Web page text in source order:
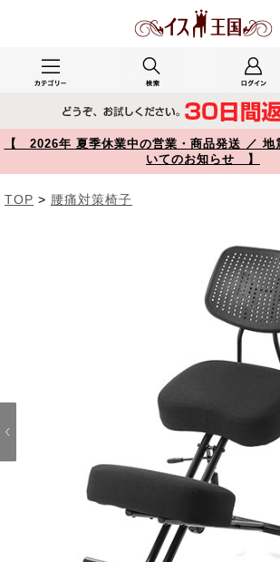
【 2026年 夏季休業中の営業・商品発送 ／ 地
いてのお知らせ 】
TOP > 腰痛対策椅子